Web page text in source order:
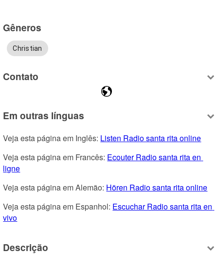
Gêneros
Christian
Contato
Em outras línguas
Veja esta página em Inglês: Listen Radio santa rita online
Veja esta página em Francês: Ecouter Radio santa rita en
ligne
Veja esta página em Alemão: Hören Radio santa rita online
Veja esta página em Espanhol: Escuchar Radio santa rita en
vivo
Descrição